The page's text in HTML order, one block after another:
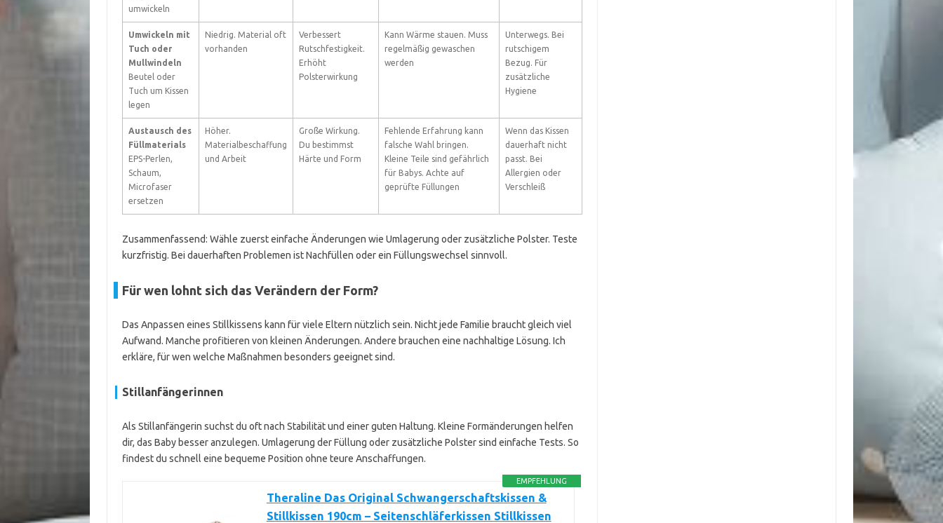
umwickeln
Umwickeln mit
Tuch oder
Mullwindeln
Beutel oder
Tuch um Kissen
legen
Niedrig. Material oft
vorhanden
Verbessert
Rutschfestigkeit.
Erhöht
Polsterwirkung
Kann Wärme stauen. Muss
regelmäßig gewaschen
werden
Unterwegs. Bei
rutschigem
Bezug. Für
zusätzliche
Hygiene
Austausch des
Füllmaterials
EPS-Perlen,
Schaum,
Microfaser
ersetzen
Höher.
Materialbeschaffung
und Arbeit
Große Wirkung.
Du bestimmst
Härte und Form
Fehlende Erfahrung kann
falsche Wahl bringen.
Kleine Teile sind gefährlich
für Babys. Achte auf
geprüfte Füllungen
Wenn das Kissen
dauerhaft nicht
passt. Bei
Allergien oder
Verschleiß
Zusammenfassend: Wähle zuerst einfache Änderungen wie Umlagerung oder zusätzliche Polster. Teste
kurzfristig. Bei dauerhaften Problemen ist Nachfüllen oder ein Füllungswechsel sinnvoll.
Für wen lohnt sich das Verändern der Form?
Das Anpassen eines Stillkissens kann für viele Eltern nützlich sein. Nicht jede Familie braucht gleich viel
Aufwand. Manche profitieren von kleinen Änderungen. Andere brauchen eine nachhaltige Lösung. Ich
erkläre, für wen welche Maßnahmen besonders geeignet sind.
Stillanfängerinnen
Als Stillanfängerin suchst du oft nach Stabilität und einer guten Haltung. Kleine Formänderungen helfen
dir, das Baby besser anzulegen. Umlagerung der Füllung oder zusätzliche Polster sind einfache Tests. So
findest du schnell eine bequeme Position ohne teure Anschaffungen.
EMPFEHLUNG
Theraline Das Original Schwangerschaftskissen &
Stillkissen 190cm – Seitenschläferkissen Stillkissen